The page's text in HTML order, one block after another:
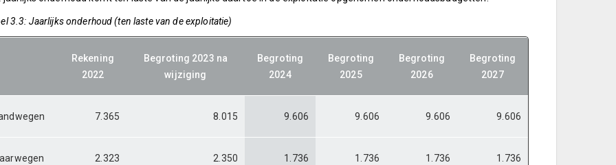
3.3: Jaarlijks onderhoud (ten laste van de exploitatie)
Rekening
2022
Begroting 2023 na
wijziging
Begroting
2024
Begroting
2025
Begroting
2026
Begroting
2027
7.365 8.015 9.606 9.606 9.606 9.606
2.323 2.350 1.736 1.736 1.736 1.736